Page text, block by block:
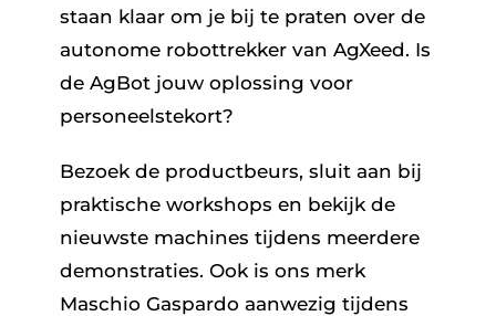
staan klaar om je bij te praten over de
autonome robottrekker van AgXeed. Is
de AgBot jouw oplossing voor
personeelstekort?
Bezoek de productbeurs, sluit aan bij
praktische workshops en bekijk de
nieuwste machines tijdens meerdere
demonstraties. Ook is ons merk
Maschio Gaspardo aanwezig tijdens